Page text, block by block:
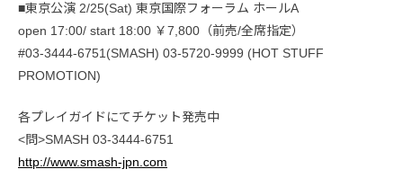
■東京公演 2/25(Sat) 東京国際フォーラム ホールA
open 17:00/ start 18:00 ￥7,800（前売/全席指定）
#03-3444-6751(SMASH) 03-5720-9999 (HOT STUFF
PROMOTION)
各プレイガイドにてチケット発売中
<問>SMASH 03-3444-6751
http://www.smash-jpn.com